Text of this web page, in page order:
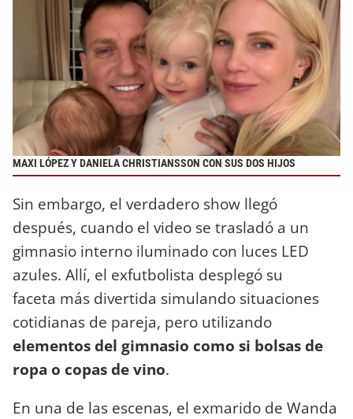
MAXI LÓPEZ Y DANIELA CHRISTIANSSON CON SUS DOS HIJOS
Sin embargo, el verdadero show llegó
después, cuando el video se trasladó a un
gimnasio interno iluminado con luces LED
azules. Allí, el exfutbolista desplegó su
faceta más divertida simulando situaciones
cotidianas de pareja, pero utilizando
elementos del gimnasio como si bolsas de
ropa o copas de vino.
En una de las escenas, el exmarido de Wanda